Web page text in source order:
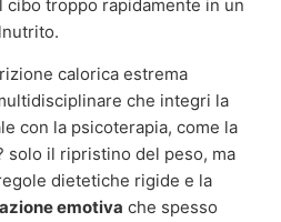
troppo rapidamente in un
calorica estrema
che integri la
con la psicoterapia, come la
solo il ripristino del peso, ma
dietetiche rigide e la
emotiva che spesso